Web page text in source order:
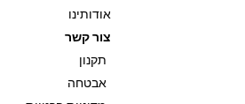
אודותינו
צור קשר
תקנון
אבטחה